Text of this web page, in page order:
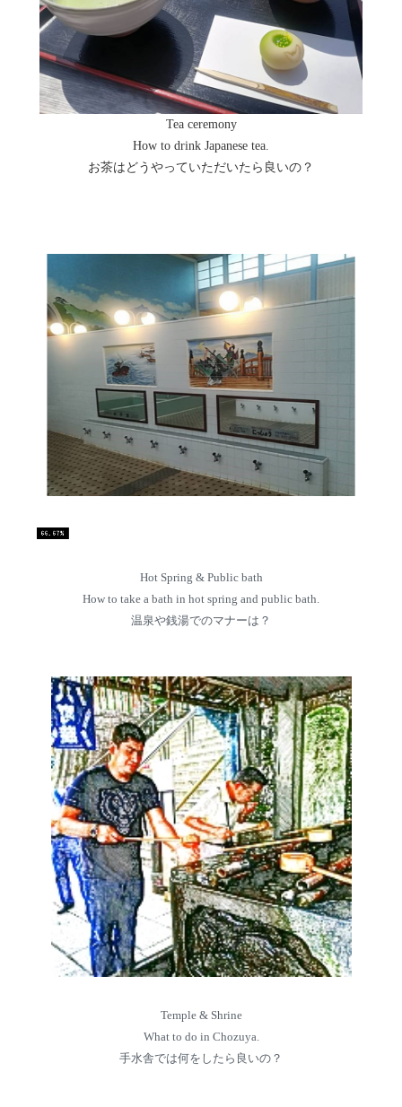
Tea ceremony
How to drink Japanese tea.
お茶はどうやっていただいたら良いの？
Hot Spring & Public bath
How to take a bath in hot spring and public bath.
温泉や銭湯でのマナーは？
Temple & Shrine
What to do in Chozuya.
手水舎では何をしたら良いの？